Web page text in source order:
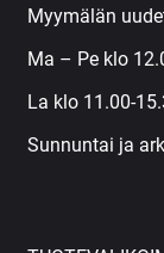
Myymälän
Ma – Pe klo
La klo 11.00-
Sunnuntai ja